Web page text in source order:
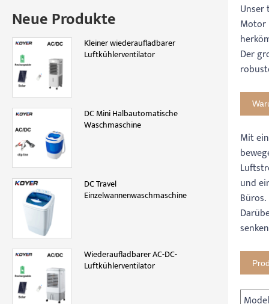
Neue Produkte
Kleiner wiederaufladbarer
Luftkühlerventilator
DC Mini Halbautomatische
Waschmaschine
DC Travel
Einzelwannenwaschmaschine
Wiederaufladbarer AC-DC-
Luftkühlerventilator
Motor
Der
Mit
und
Büros.